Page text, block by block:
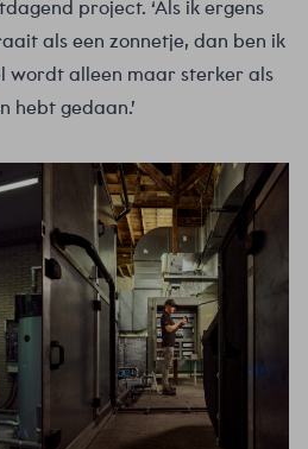
project. ‘Als ik ergens
als een zonnetje, dan ben ik
wordt alleen maar sterker als
hebt gedaan.’